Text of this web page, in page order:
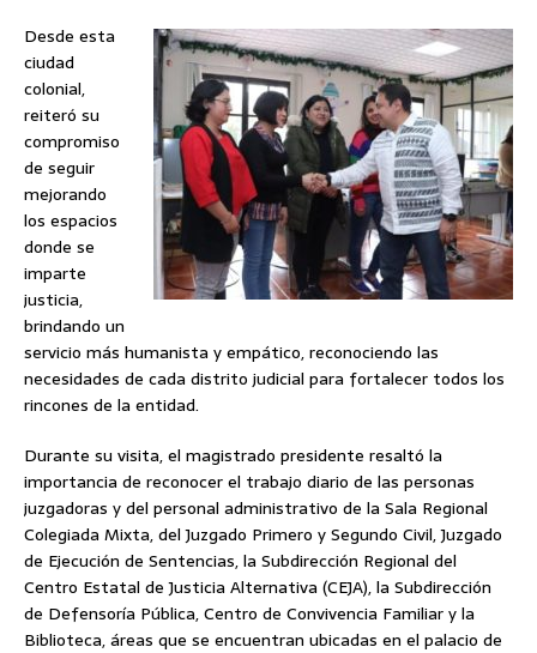
Desde esta
ciudad
colonial,
reiteró su
compromiso
de seguir
mejorando
los espacios
donde se
imparte
justicia,
brindando un
servicio más humanista y empático, reconociendo las
necesidades de cada distrito judicial para fortalecer todos los
rincones de la entidad.
Durante su visita, el magistrado presidente resaltó la
importancia de reconocer el trabajo diario de las personas
juzgadoras y del personal administrativo de la Sala Regional
Colegiada Mixta, del Juzgado Primero y Segundo Civil, Juzgado
de Ejecución de Sentencias, la Subdirección Regional del
Centro Estatal de Justicia Alternativa (CEJA), la Subdirección
de Defensoría Pública, Centro de Convivencia Familiar y la
Biblioteca, áreas que se encuentran ubicadas en el palacio de